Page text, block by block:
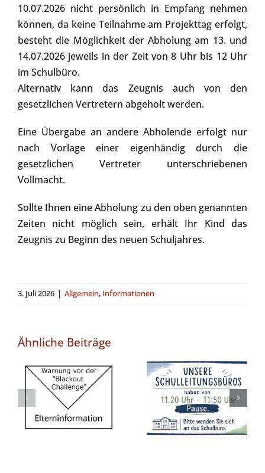
10.07.2026 nicht persönlich in Empfang nehmen
können, da keine Teilnahme am Projekttag erfolgt,
besteht die Möglichkeit der Abholung am 13. und
14.07.2026 jeweils in der Zeit von 8 Uhr bis 12 Uhr
im Schulbüro.
Alternativ kann das Zeugnis auch von den
gesetzlichen Vertretern abgeholt werden.
Eine Übergabe an andere Abholende erfolgt nur
nach Vorlage einer eigenhändig durch die
gesetzlichen Vertreter unterschriebenen
Vollmacht.
Sollte Ihnen eine Abholung zu den oben genannten
Zeiten nicht möglich sein, erhält Ihr Kind das
Zeugnis zu Beginn des neuen Schuljahres.
3. Juli 2026 | Allgemein, Informationen
Ähnliche Beiträge
Warnung vor
der „Blackout
Challenge“
Feste
Pausenzeiten
in unseren
Büros ab
Schuljahr
2026/2027